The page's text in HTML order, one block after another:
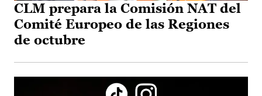
CLM prepara la Comisión NAT del
Comité Europeo de las Regiones
de octubre